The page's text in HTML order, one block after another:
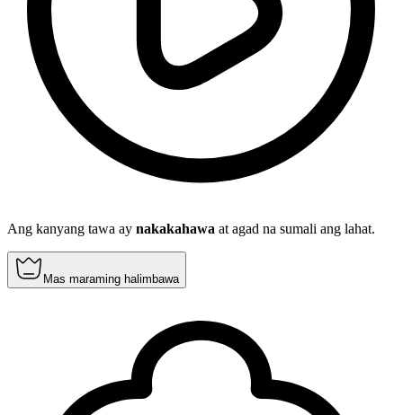
Ang kanyang tawa ay nakakahawa at agad na sumali ang lahat.
Mas maraming halimbawa